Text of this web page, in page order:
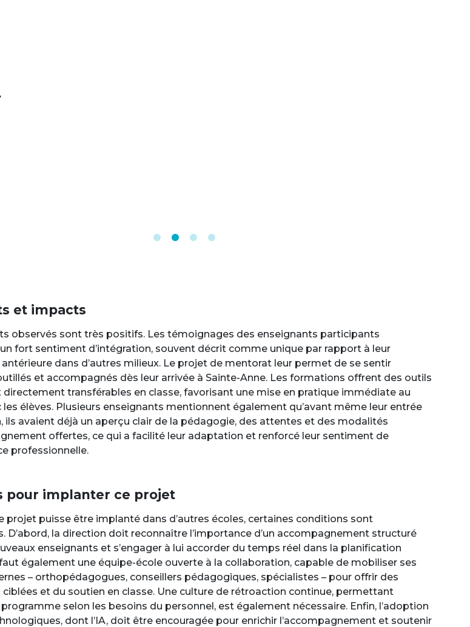
et impacts
observés sont très positifs. Les témoignages des enseignants participants
fort sentiment d’intégration, souvent décrit comme unique par rapport à leur
dans d’autres milieux. Le projet de mentorat leur permet de se sentir
et accompagnés dès leur arrivée à Sainte-Anne. Les formations offrent des outils
directement transférables en classe, favorisant une mise en pratique immédiate au
les élèves. Plusieurs enseignants mentionnent également qu’avant même leur entrée
ils avaient déjà un aperçu clair de la pédagogie, des attentes et des modalités
offertes, ce qui a facilité leur adaptation et renforcé leur sentiment de
professionnelle.
pour implanter ce projet
projet puisse être implanté dans d’autres écoles, certaines conditions sont
D’abord, la direction doit reconnaître l’importance d’un accompagnement structuré
enseignants et s’engager à lui accorder du temps réel dans la planification
également une équipe-école ouverte à la collaboration, capable de mobiliser ses
– orthopédagogues, conseillers pédagogiques, spécialistes – pour offrir des
et du soutien en classe. Une culture de rétroaction continue, permettant
programme selon les besoins du personnel, est également nécessaire. Enfin, l’adoption
dont l’IA, doit être encouragée pour enrichir l’accompagnement et soutenir